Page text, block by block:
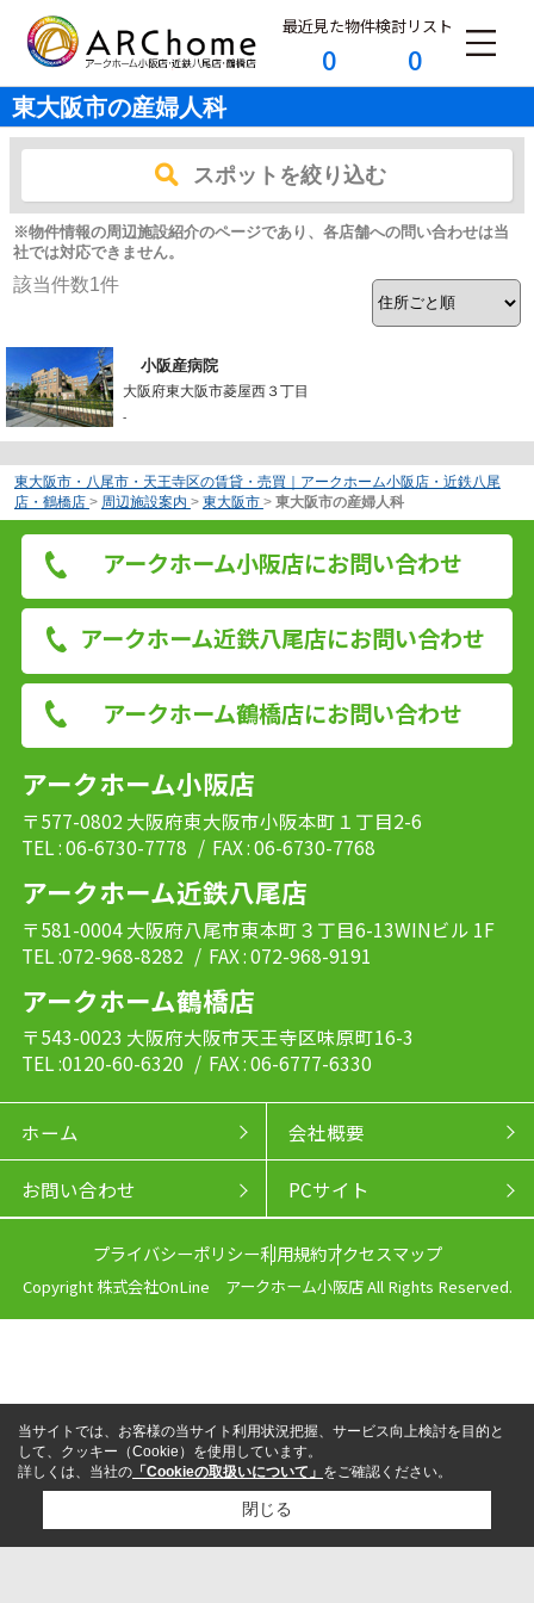
最近見た物件
0
検討リスト
0
東大阪市の産婦人科
スポットを絞り込む
※物件情報の周辺施設紹介のページであり、各店舗への問い合わせは当
社では対応できません。
該当件数1件
小阪産病院
大阪府東大阪市菱屋西３丁目
-
東大阪市・八尾市・天王寺区の賃貸・売買｜アークホーム小阪店・近鉄八尾
店・鶴橋店 > 周辺施設案内 > 東大阪市 > 東大阪市の産婦人科
アークホーム小阪店にお問い合わせ
アークホーム近鉄八尾店にお問い合わせ
アークホーム鶴橋店にお問い合わせ
アークホーム小阪店
〒577-0802 大阪府東大阪市小阪本町１丁目2-6
TEL : 06-6730-7778 / FAX : 06-6730-7768
アークホーム近鉄八尾店
〒581-0004 大阪府八尾市東本町３丁目6-13WINビル 1F
TEL :072-968-8282 / FAX : 072-968-9191
アークホーム鶴橋店
〒543-0023 大阪府大阪市天王寺区味原町16-3
TEL :0120-60-6320 / FAX : 06-6777-6330
ホーム 会社概要
お問い合わせ PCサイト
プライバシーポリシー利用規約アクセスマップ
Copyright 株式会社OnLine アークホーム小阪店 All Rights Reserved.
LINEからお問い合わせ
当サイトでは、お客様の当サイト利用状況把握、サービス向上検討を目的と
して、クッキー（Cookie）を使用しています。
詳しくは、当社の 「Cookieの取扱いについて」 をご確認ください。
閉じる